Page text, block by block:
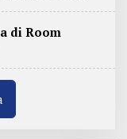
di Room